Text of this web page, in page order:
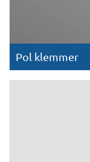
Pol klemmer